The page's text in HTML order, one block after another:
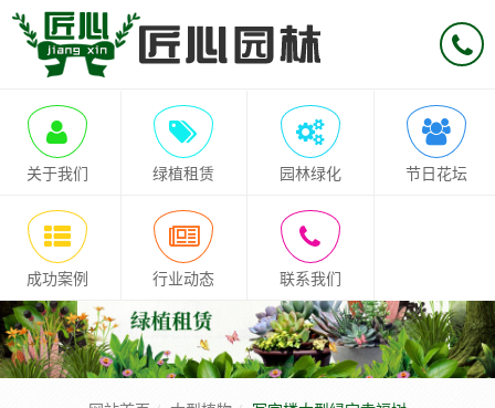
关于我们 绿植租赁 园林绿化 节日花坛
成功案例 行业动态 联系我们